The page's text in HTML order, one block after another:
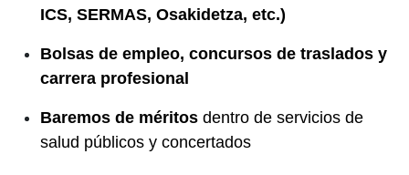
ICS, SERMAS, Osakidetza, etc.)
Bolsas de empleo, concursos de traslados y
carrera profesional
Baremos de méritos dentro de servicios de
salud públicos y concertados